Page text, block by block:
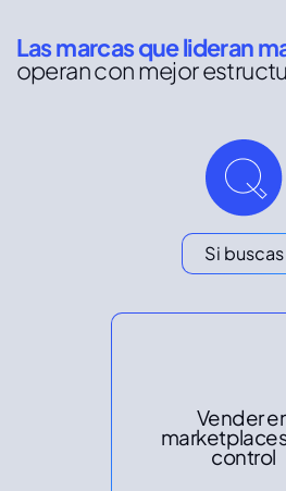
Las marcas que lideran
operan con mejor
Si buscas
Vender
control